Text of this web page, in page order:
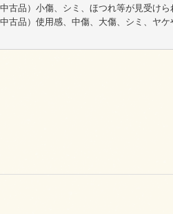
古品）小傷、シミ、ほつれ等が見受けら
古品）使用感、中傷、大傷、シミ、ヤ